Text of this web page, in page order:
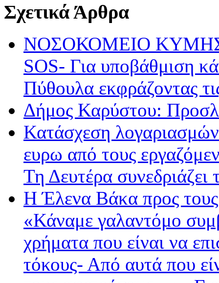
Σχετικά Άρθρα
ΝΟΣΟΚΟΜΕΙΟ ΚΥΜΗΣ:
SOS- Για υποβάθμιση
Πύθουλα εκφράζοντας
Δήμος Καρύστου:
Κατάσχεση
ευρω από τους
Τη Δευτέρα
Η Έλενα Βάκα προς
«Κάναμε γαλαντόμο
χρήματα που είναι να
τόκους- Από αυτά που